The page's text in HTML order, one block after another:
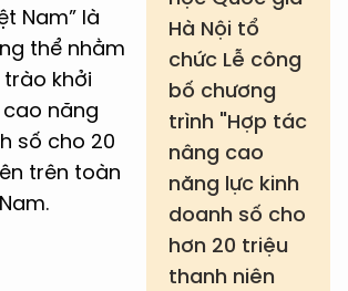
Hà Nội tổ
chức Lễ công
bố chương
trình "Hợp tác
nâng cao
năng lực kinh
doanh số cho
hơn 20 triệu
thanh niên
Nam” là
thể nhằm
khởi
năng
số cho 20
trên toàn